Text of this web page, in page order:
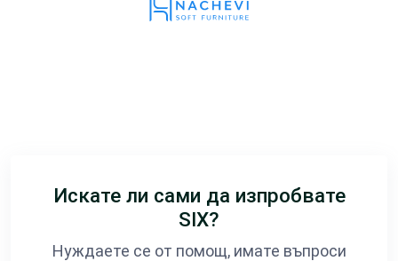
Искате ли сами да изпробвате
SIX?
Нуждаете се от помощ, имате въпроси